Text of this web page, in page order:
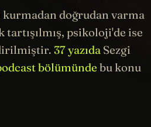
doğrudan varma
psikoloji'de ise
37 yazıda Sezgi
bölümünde bu konu